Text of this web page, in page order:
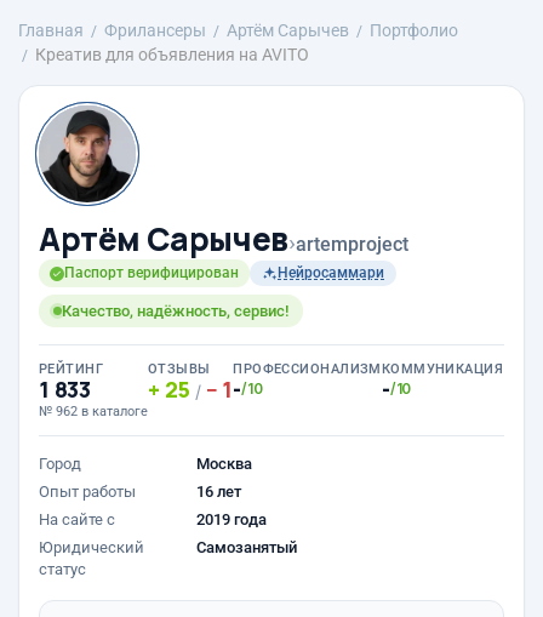
Главная Фрилансеры Артём Сарычев
Портфолио
Креатив для объявления на AVITO
Артём Сарычев›artemproject
Паспорт верифицирован Нейросаммари
Качество, надёжность, сервис!
РЕЙТИНГ
1 833
№ 962 в каталоге
ОТЗЫВЫ
25 / 1
ПРОФЕССИОНАЛИЗМ
-/10
КОММУНИКАЦИЯ
-/10
Город
Москва
Опыт работы
16 лет
На сайте с
2019 года
Юридический
статус
Самозанятый